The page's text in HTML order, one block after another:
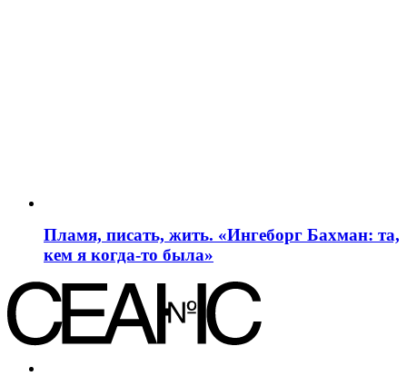
Пламя, писать, жить. «Ингеборг Бахман: та,
кем я когда-то была»